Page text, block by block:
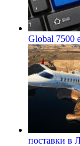
Global 7500
поставки в